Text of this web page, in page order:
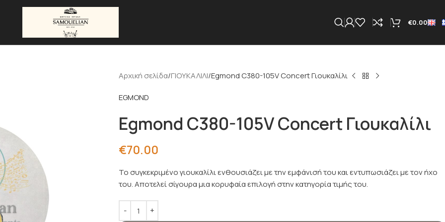
€0.00
Αρχική σελίδα ΓΙΟΥΚΑΛΙΛΙ Egmond C380-105V Concert Γιουκαλίλι
EGMOND
Egmond C380-105V Concert Γιουκαλίλι
€70.00
Το συγκεκριμένο γιουκαλίλι ενθουσιάζει με την εμφάνισή του και εντυπωσιάζει με τον ήχο
του. Αποτελεί σίγουρα μια κορυφαία επιλογή στην κατηγορία τιμής του.